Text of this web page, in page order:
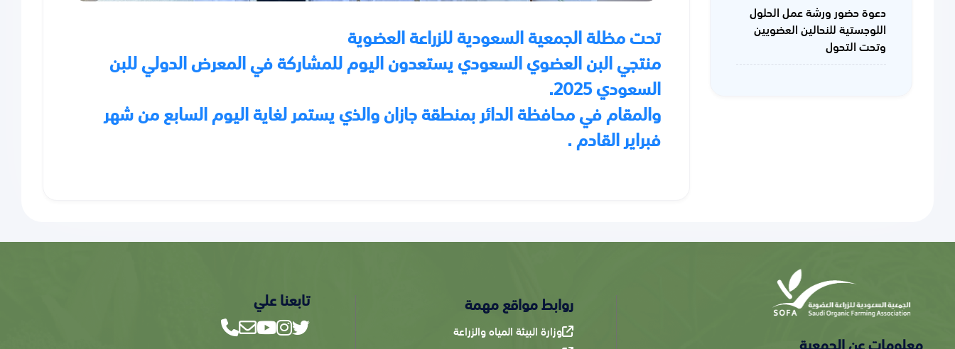
دعوة حضور ورشة عمل الحلول
اللوجستية للنحالين العضويين
وتحت التحول
تحت مظلة الجمعية السعودية للزراعة العضوية
منتجي البن العضوي السعودي يستعدون اليوم للمشاركة في المعرض الدولي للبن
السعودي 2025.
والمقام في محافظة الدائر بمنطقة جازان والذي يستمر لغاية اليوم السابع من شهر
فبراير القادم .
روابط مواقع مهمة
وزارة البيئة المياه والزراعة
تابعنا علي